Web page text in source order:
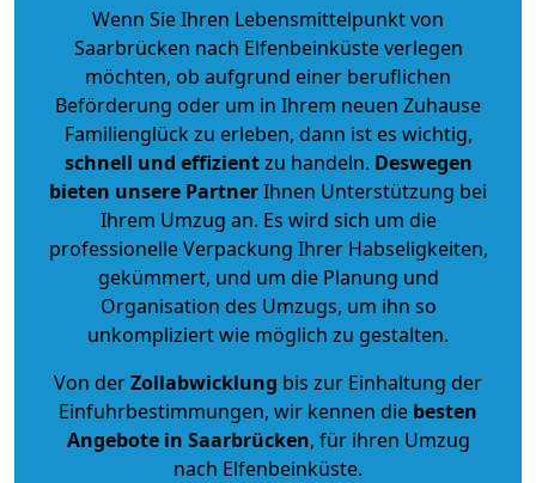
Wenn Sie Ihren Lebensmittelpunkt von
Saarbrücken nach Elfenbeinküste verlegen
möchten, ob aufgrund einer beruflichen
Beförderung oder um in Ihrem neuen Zuhause
Familienglück zu erleben, dann ist es wichtig,
schnell und effizientzu handeln. Deswegen
bieten unsere PartnerIhnen Unterstützung bei
Ihrem Umzug an. Es wird sich um die
professionelle Verpackung Ihrer Habseligkeiten,
gekümmert, und um die Planung und
Organisation des Umzugs, um ihn so
unkompliziert wie möglich zu gestalten.
Von derZollabwicklung bis zur Einhaltung der
Einfuhrbestimmungen, wir kennen die besten
Angebote in Saarbrücken, für ihren Umzug
nach Elfenbeinküste.